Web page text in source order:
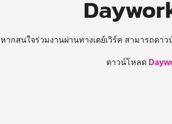
หากสนใจร่วมงานผ่านทางเดย์เวิร์ค สามารถดา
ดาวน์โหลด